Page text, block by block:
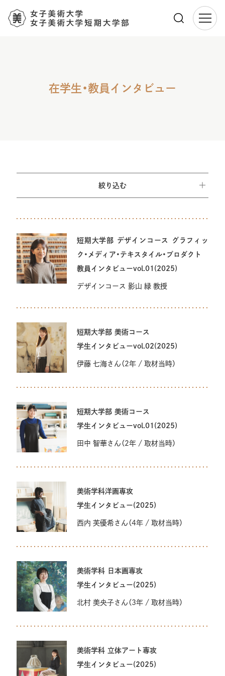
在学生・教員インタビュー
絞り込む
美術学科 洋画専攻
美術学科 日本画専攻
美術学科 立体アート専攻
美術学科 国際芸術文化専攻
デザイン・工芸学科 ヴィジュアルデザイン専攻
デザイン・工芸学科 プロダクトデザイン専攻
デザイン・工芸学科 環境デザイン専攻
アート・デザイン表現学科 メディア表現領域
アート・デザイン表現学科 ヒーリング表現領域
アート・デザイン表現学科 スペース表現領域
アート・デザイン表現学科 クリエイティブ・プロデュー
共創デザイン学科
短期大学部 デザインコース グラフィッ
ク・メディア・テキスタイル・プロダクト
教員インタビューvol.01(2025)
デザインコース 影山 緑 教授
短期大学部 美術コース
学生インタビューvol.02(2025)
伊藤 七海さん（2年 / 取材当時）
短期大学部 美術コース
学生インタビューvol.01(2025)
田中 智華さん（2年 / 取材当時）
美術学科洋画専攻
学生インタビュー(2025)
西内 芙優希さん（4年 / 取材当時）
美術学科 日本画専攻
学生インタビュー(2025)
北村 美央子さん（3年 / 取材当時）
美術学科 立体アート専攻
学生インタビュー(2025)